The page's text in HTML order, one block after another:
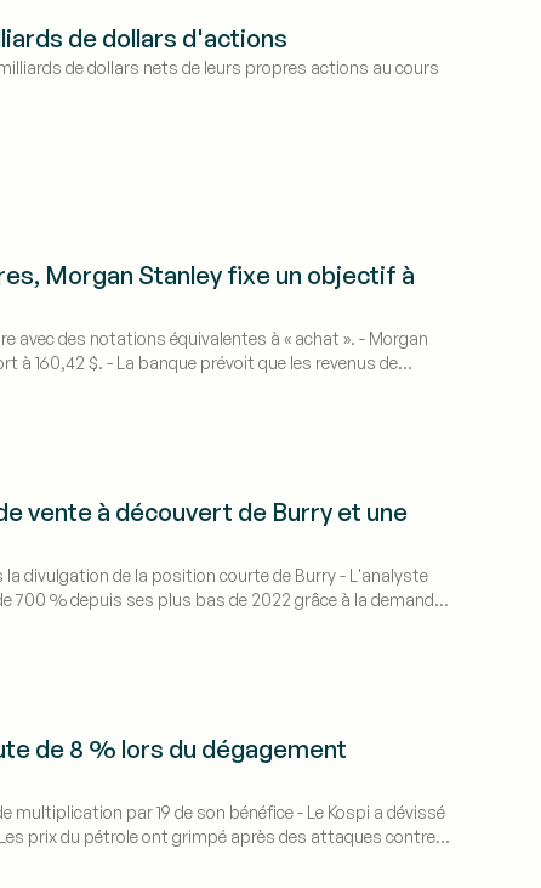
de dollars d'actions
de dollars nets de leurs propres actions au cours
Morgan Stanley fixe un objectif à
avec des notations équivalentes à « achat ». - Morgan
à 160,42 $. - La banque prévoit que les revenus de
vente à découvert de Burry et une
divulgation de la position courte de Burry - L'analyste
700 % depuis ses plus bas de 2022 grâce à la demande
de 8 % lors du dégagement
par 19 de son bénéfice - Le Kospi a dévissé
prix du pétrole ont grimpé après des attaques contre